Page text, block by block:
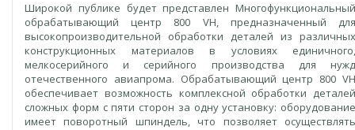
Широкой публике будет представлен Многофункциональный
обрабатывающий центр 800 VH, предназначенный для
высокопроизводительной обработки деталей из различных
конструкционных материалов в условиях единичного,
мелкосерийного и серийного производства для нужд
отечественного авиапрома. Обрабатывающий центр 800 VH
обеспечивает возможность комплексной обработки деталей
сложных форм с пяти сторон за одну установку: оборудование
имеет поворотный шпиндель, что позволяет осуществлять